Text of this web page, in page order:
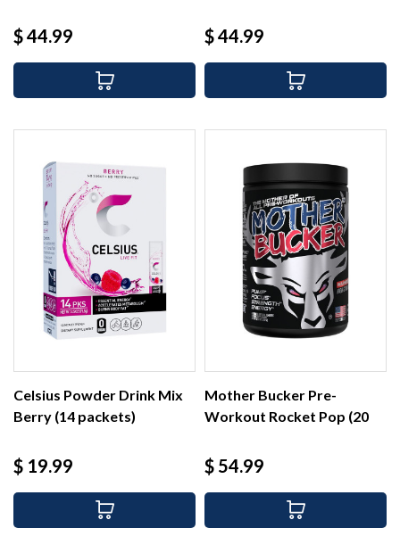
Precio
$ 44.99 Precio
$ 44.99
Celsius Powder Drink Mix
Berry (14 packets)
Precio
$ 19.99
Mother Bucker Pre-
Workout Rocket Pop (20
Precio
$ 54.99